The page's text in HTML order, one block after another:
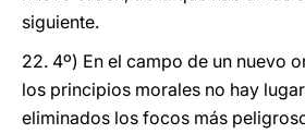
siguiente.
22. 4º) En el campo de un nuevo
los principios morales no hay
eliminados los focos más